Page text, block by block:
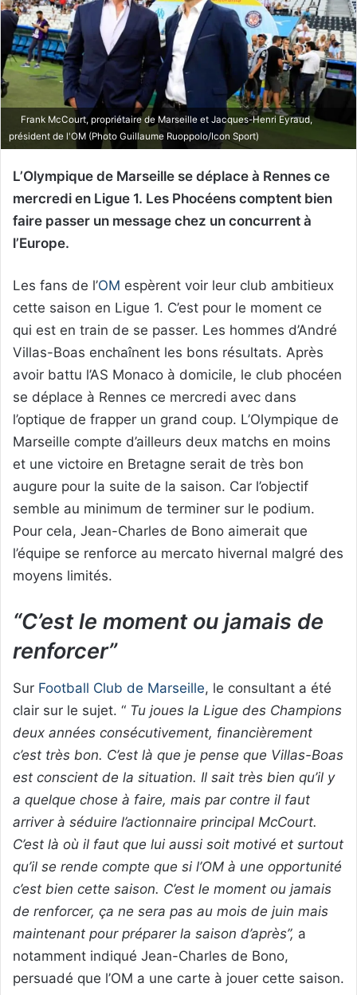
Frank McCourt, propriétaire de Marseille et Jacques-Henri Eyraud,
président de l'OM (Photo Guillaume Ruoppolo/Icon Sport)
L’Olympique de Marseille se déplace à Rennes ce
mercredi en Ligue 1. Les Phocéens comptent bien
faire passer un message chez un concurrent à
l’Europe.
Les fans de l’OM espèrent voir leur club ambitieux
cette saison en Ligue 1. C’est pour le moment ce
qui est en train de se passer. Les hommes d’André
Villas-Boas enchaînent les bons résultats. Après
avoir battu l’AS Monaco à domicile, le club phocéen
se déplace à Rennes ce mercredi avec dans
l’optique de frapper un grand coup. L’Olympique de
Marseille compte d’ailleurs deux matchs en moins
et une victoire en Bretagne serait de très bon
augure pour la suite de la saison. Car l’objectif
semble au minimum de terminer sur le podium.
Pour cela, Jean-Charles de Bono aimerait que
l’équipe se renforce au mercato hivernal malgré des
moyens limités.
“C’est le moment ou jamais de
renforcer”
Sur Football Club de Marseille, le consultant a été
clair sur le sujet. “ Tu joues la Ligue des Champions
deux années consécutivement, financièrement
c’est très bon. C’est là que je pense que Villas-Boas
est conscient de la situation. Il sait très bien qu’il y
a quelque chose à faire, mais par contre il faut
arriver à séduire l’actionnaire principal McCourt.
C’est là où il faut que lui aussi soit motivé et surtout
qu’il se rende compte que si l’OM à une opportunité
c’est bien cette saison. C’est le moment ou jamais
de renforcer, ça ne sera pas au mois de juin mais
maintenant pour préparer la saison d’après”, a
notamment indiqué Jean-Charles de Bono,
persuadé que l’OM a une carte à jouer cette saison.